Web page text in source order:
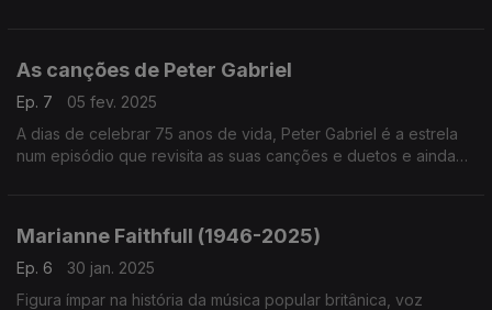
As canções de Peter Gabriel
Ep. 7
05 fev. 2025
A dias de celebrar 75 anos de vida, Peter Gabriel é a estrela
num episódio que revisita as suas canções e duetos e ainda
Marianne Faithfull (1946-2025)
Ep. 6
30 jan. 2025
Figura ímpar na história da música popular britânica, voz